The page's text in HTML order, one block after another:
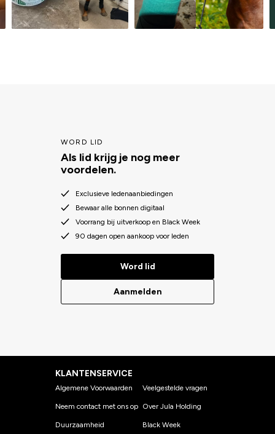
WORD LID
Als lid krijg je nog meer
voordelen.
Exclusieve ledenaanbiedingen
Bewaar alle bonnen digitaal
Voorrang bij uitverkoop en Black Week
90 dagen open aankoop voor leden
Word lid
Aanmelden
KLANTENSERVICE
Algemene Voorwaarden
Neem contact met ons op
Duurzaamheid
Veelgestelde vragen
Over Jula Holding
Black Week